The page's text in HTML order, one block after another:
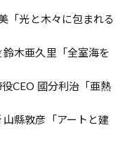
「光と木々に包まれる
木亜久里「全室海を
CEO 國分利治「亜熱
縣敦彦「アートと建